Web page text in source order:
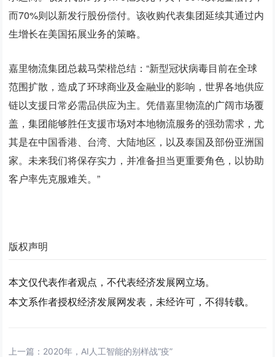
而70%则以新发行股份偿付。该收购代表集团延续其通过内
生增长在美国拓展业务的策略。
嘉里物流集团总裁马荣楷总结：“新型冠状病毒目前在全球
范围扩散，造成了环球商业及金融业的影响，世界各地供应
链以支援日常必需品供应为主。凭借嘉里物流的广阔市场覆
盖，集团能够胜任支援市场对本地物流服务的强劲需求，尤
其是在中国香港、台湾、大陆地区，以及泰国及部份亚洲国
家。未来我们将保存实力，并准备担当更重要角色，以协助
客户率先克服难关。”
版权声明
本文仅代表作者观点，不代表经济发展网立场。
本文系作者授权经济发展网发表，未经许可，不得转载。
上一篇： 2020年，AI人工智能的别样战“疫”